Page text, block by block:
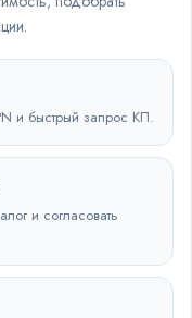
и быстрый запрос КП.
и согласовать